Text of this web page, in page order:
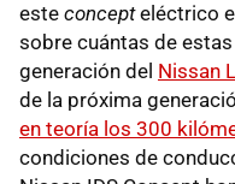
este concepteléctrico
sobre cuántas de
generación del Nissan
de la próxima
en teoría los 300
condiciones de